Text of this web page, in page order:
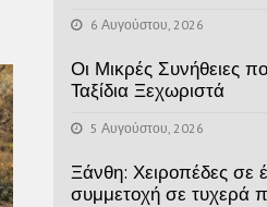
6 Αυγούστου, 2026
Οι Μικρές Συνήθειες
Ταξίδια Ξεχωριστά
5 Αυγούστου, 2026
Ξάνθη: Χειροπέδες σε
συμμετοχή σε τυχερά